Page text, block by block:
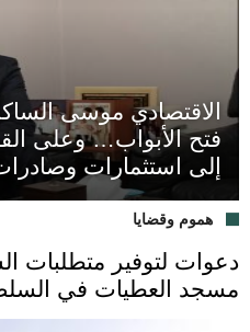
الاقتصادي موسى
فتح الأبواب… وعلى
إلى استثمارات
هموم وقضايا
دعوات لتوفير متطلبات
مسجد العطيات في